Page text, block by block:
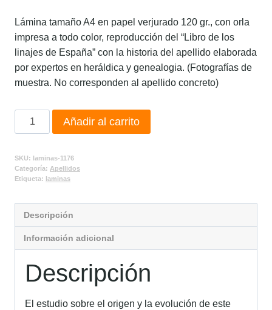
Lámina tamaño A4 en papel verjurado 120 gr., con orla
impresa a todo color, reproducción del “Libro de los
linajes de España” con la historia del apellido elaborada
por expertos en heráldica y genealogia. (Fotografías de
muestra. No corresponden al apellido concreto)
Añadir al carrito
SKU: laminas-1176
Categoría: Apellidos
Etiqueta: laminas
Descripción
Información adicional
Descripción
El estudio sobre el origen y la evolución de este